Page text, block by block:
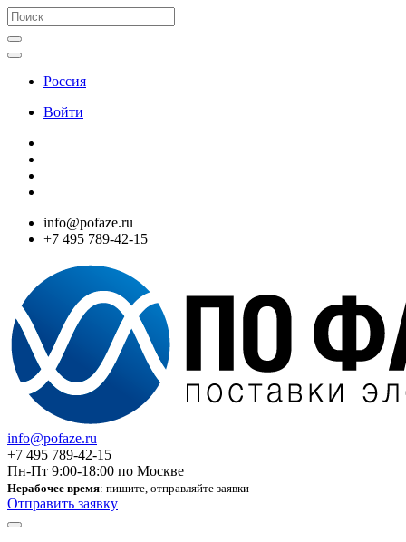
Россия
Войти
info@pofaze.ru
+7 495 789-42-15
info@pofaze.ru
+7 495 789-42-15
Пн-Пт 9:00-18:00 по Москве
Нерабочее время: пишите, отправляйте заявки
Отправить заявку